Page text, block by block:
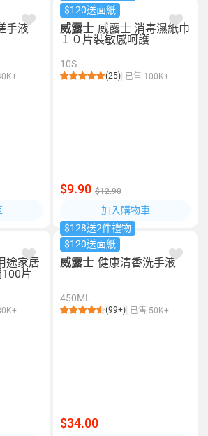
手液
$120送面紙
威露士 威露士 消毒濕紙巾
１０片裝敏感呵護
10S
(25) 已售 100K+
$9.90 $12.90
加入購物車
途家居
片
$128送2件禮物
$120送面紙
威露士 健康清香洗手液
450ML
(99+) 已售 50K+
$34.00